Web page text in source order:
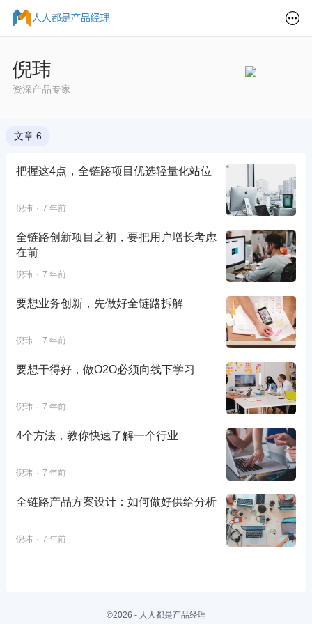
倪玮
资深产品专家
文章 6
把握这4点，全链路项目优选轻量化站位
倪玮 7 年前
全链路创新项目之初，要把用户增长考虑
在前
倪玮 7 年前
要想业务创新，先做好全链路拆解
倪玮 7 年前
要想干得好，做O2O必须向线下学习
倪玮 7 年前
4个方法，教你快速了解一个行业
倪玮 7 年前
全链路产品方案设计：如何做好供给分析
倪玮 7 年前
©2026 - 人人都是产品经理